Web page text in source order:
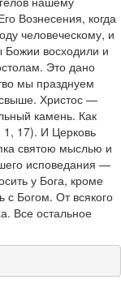
Вознесения, когда
человеческому, и
Божии восходили и
Это дано
мы празднуем
Христос —
камень. Как
1, 17). И Церковь
святою мыслью и
исповедания —
у Бога, кроме
с Богом. От всякого
Все остальное